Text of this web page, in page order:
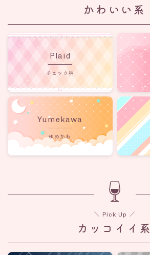
かわいい系
チェック柄
Plaid
ゆめかわ
Yumekawa
＼ Pick Up ／
カッコイイ系